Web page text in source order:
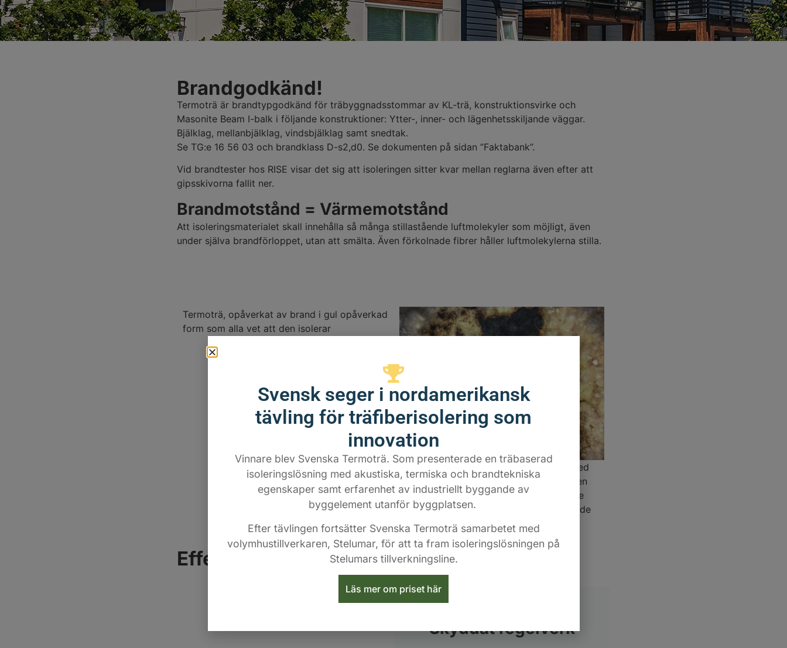
Brandgodkänd!
Termoträ är brandtypgodkänd för träbyggnadsstommar av KL-trä, konstruktionsvirke och
Masonite Beam I-balk i följande konstruktioner: Ytter-, inner- och lägenhetsskiljande väggar.
Bjälklag, mellanbjälklag, vindsbjälklag samt snedtak.
Se TG:e 16 56 03 och brandklass D-s2,d0. Se dokumenten på sidan ”Faktabank”.
Vid brandtester hos RISE visar det sig att isoleringen sitter kvar mellan reglarna även efter att
gipsskivorna fallit ner.
Brandmotstånd = Värmemotstånd
Att isoleringsmaterialet skall innehålla så många stillastående luftmolekyler som möjligt, även
under själva brandförloppet, utan att smälta. Även förkolnade fibrer håller luftmolekylerna stilla.
Termoträ, opåverkat av brand i gul opåverkad
form som alla vet att den isolerar
Termoträ som påverkats ca 2 minuter med
gasolbrännare. Materialet brinner inte men
ytan har förkolnat. Kolet förhindrar vidare
brandspridning eftersom luften fortfarande
står stilla mellan fibrerna.
Effekt vid brand
Skyddat regelverk
Svensk seger i nordamerikansk
tävling för träfiberisolering som
innovation
Vinnare blev Svenska Termoträ. Som presenterade en träbaserad
isoleringslösning med akustiska, termiska och brandtekniska
egenskaper samt erfarenhet av industriellt byggande av
byggelement utanför byggplatsen.
Efter tävlingen fortsätter Svenska Termoträ samarbetet med
volymhustillverkaren, Stelumar, för att ta fram isoleringslösningen på
Stelumars tillverkningsline.
Läs mer om priset här